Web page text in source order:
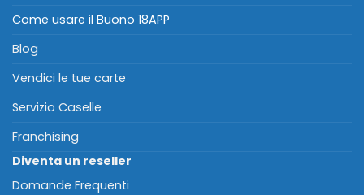
Come usare il Buono 18APP
Blog
Vendici le tue carte
Servizio Caselle
Franchising
Diventa un reseller
Domande Frequenti